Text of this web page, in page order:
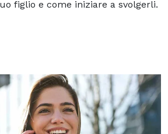
figlio e come iniziare a svolgerli.